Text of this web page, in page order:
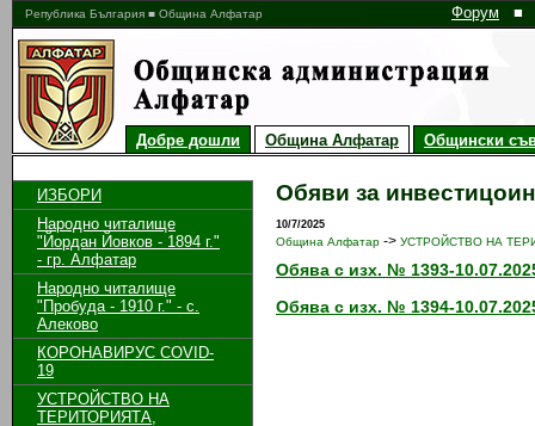
Република България ■ Община Алфатар Форум ■
Добре дошли Община Алфатар Общински
ИЗБОРИ
Народно читалище
"Йордан Йовков - 1894 г."
- гр. Алфатар
Народно читалище
"Пробуда - 1910 г." - с.
Алеково
КОРОНАВИРУС COVID-
19
УСТРОЙСТВО НА
ТЕРИТОРИЯТА,
Обяви за
10/7/2025
Община Алфатар -> УСТРОЙСТВО НА
Обява с изх. № 1393-
Обява с изх. № 1394-